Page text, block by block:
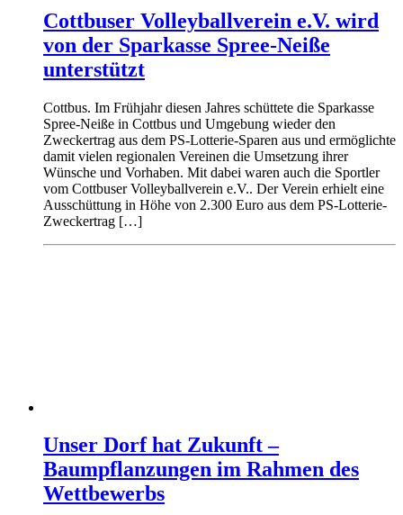
Cottbuser Volleyballverein e.V. wird
von der Sparkasse Spree-Neiße
unterstützt
Cottbus. Im Frühjahr diesen Jahres schüttete die Sparkasse
Spree-Neiße in Cottbus und Umgebung wieder den
Zweckertrag aus dem PS-Lotterie-Sparen aus und ermöglichte
damit vielen regionalen Vereinen die Umsetzung ihrer
Wünsche und Vorhaben. Mit dabei waren auch die Sportler
vom Cottbuser Volleyballverein e.V.. Der Verein erhielt eine
Ausschüttung in Höhe von 2.300 Euro aus dem PS-Lotterie-
Zweckertrag […]
Unser Dorf hat Zukunft –
Baumpflanzungen im Rahmen des
Wettbewerbs